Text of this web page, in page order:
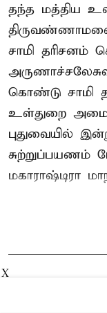
தந்த மத்திய
சாமி தரிசனம்
கொண்டு சாமி
உள்துறை
புதுவையில்
சுற்றுப்பயணம்
மகாராஷ்டிரா
X